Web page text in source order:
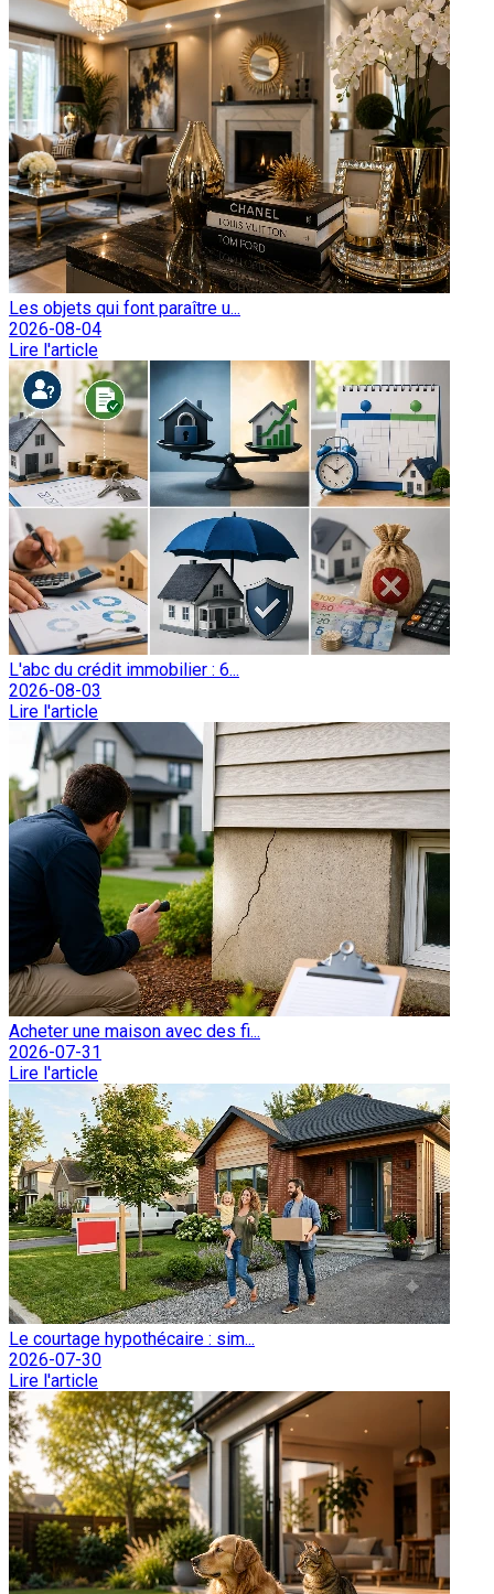
Les objets qui font paraître u...
2026-08-04
Lire l'article
L'abc du crédit immobilier : 6...
2026-08-03
Lire l'article
Acheter une maison avec des fi...
2026-07-31
Lire l'article
Le courtage hypothécaire : sim...
2026-07-30
Lire l'article